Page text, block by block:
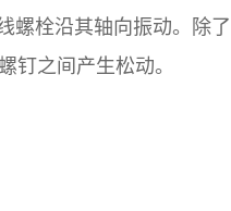
螺栓沿其轴向振动。除
钉之间产生松动。